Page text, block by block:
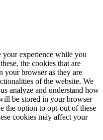
your experience while you
the cookies that are
your browser as they are
of the website. We
analyze and understand how
be stored in your browser
the option to opt-out of these
cookies may affect your